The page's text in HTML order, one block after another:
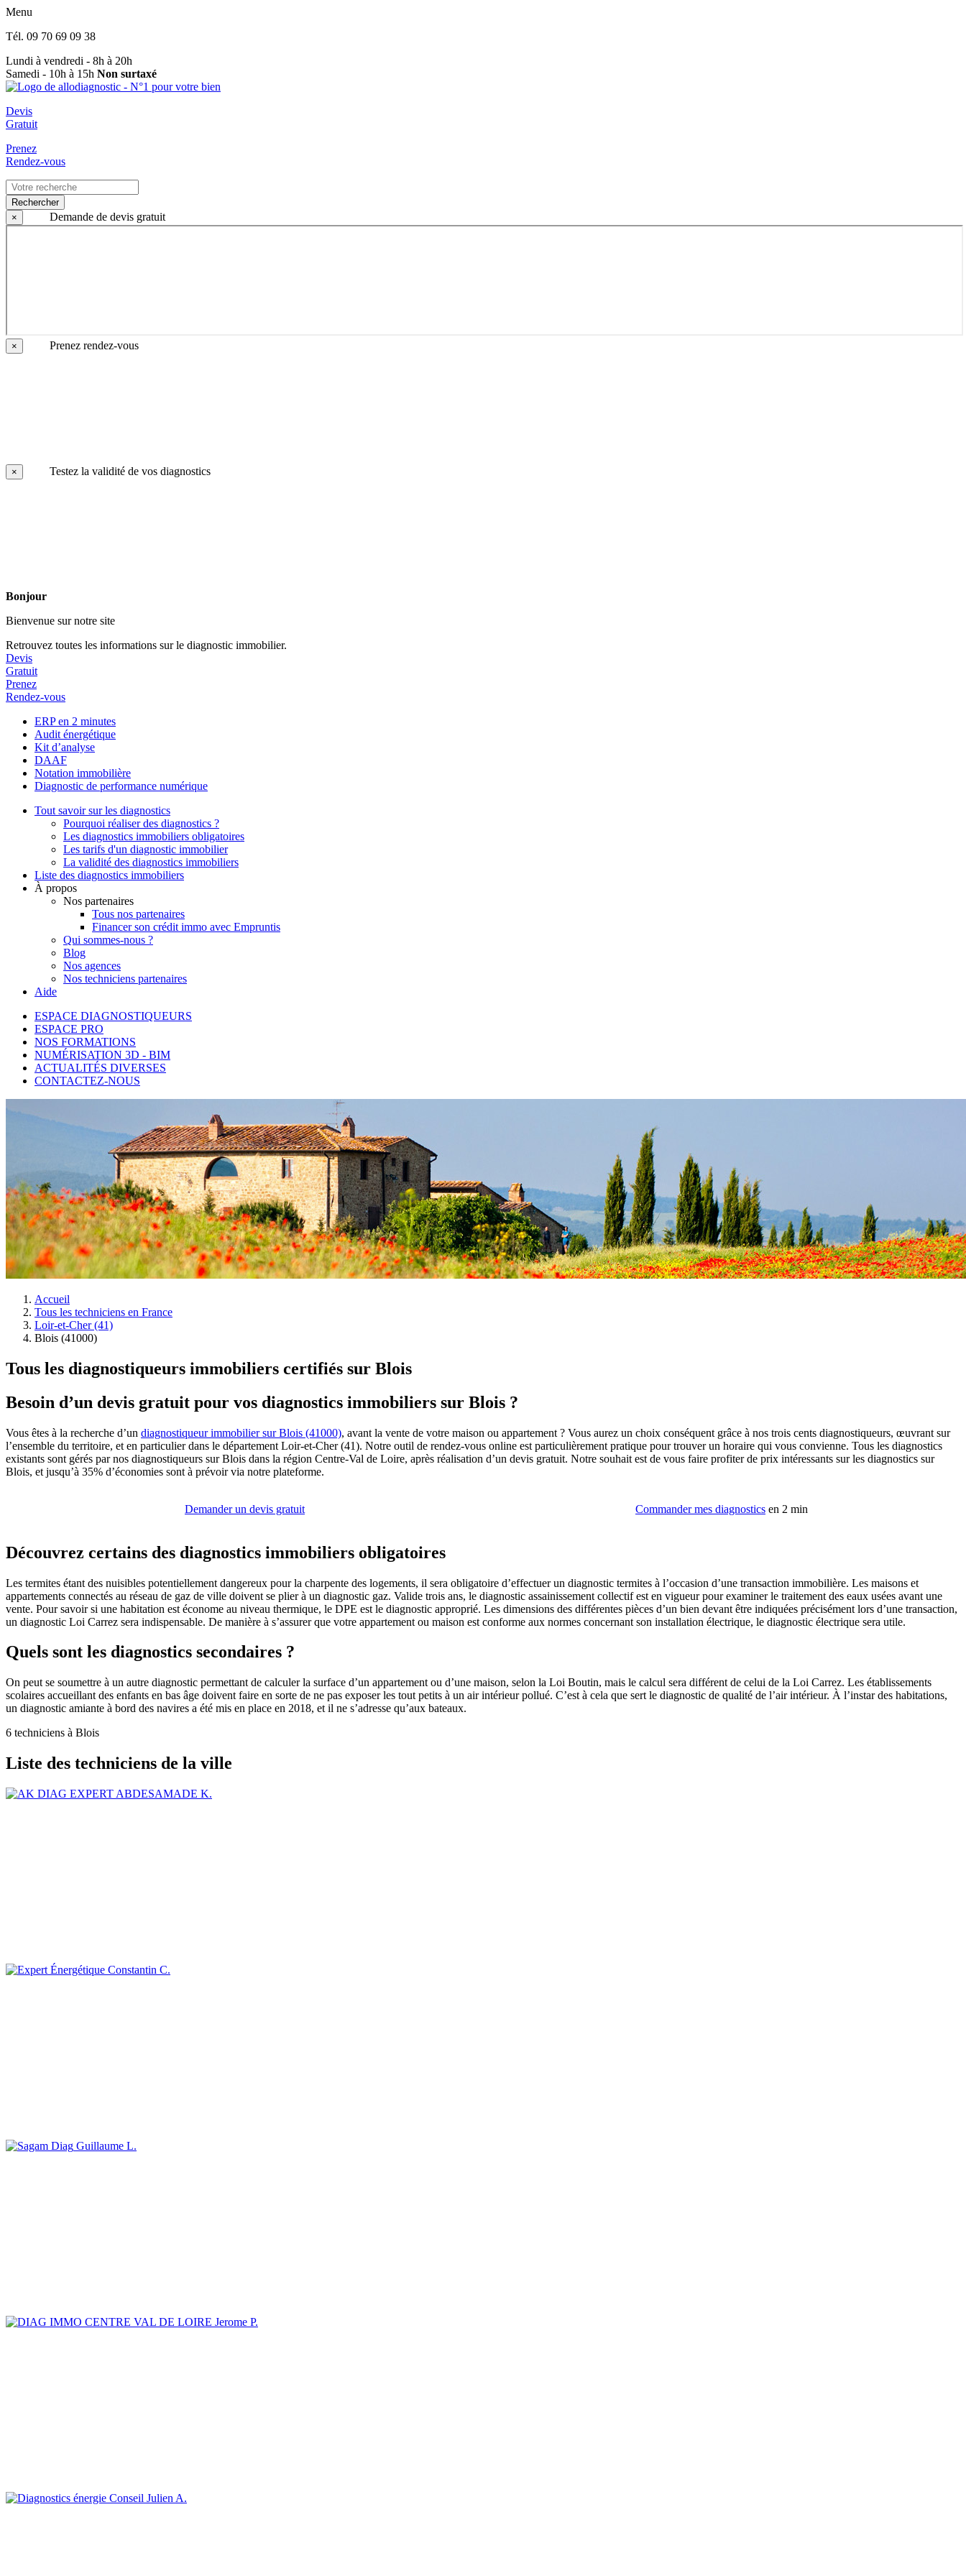
Menu
Tél. 09 70 69 09 38
Lundi à vendredi - 8h à 20h
Samedi - 10h à 15h Non surtaxé
Devis
Gratuit
Prenez
Rendez-vous
Rechercher
×
Demande de devis gratuit
× Prenez rendez-vous
× Testez la validité de vos diagnostics
Bonjour
Bienvenue sur notre site
Retrouvez toutes les informations sur le diagnostic immobilier.
Devis
Gratuit
Prenez
Rendez-vous
ERP en 2 minutes
Audit énergétique
Kit d’analyse
DAAF
Notation immobilière
Diagnostic de performance numérique
Tout savoir sur les diagnostics
Pourquoi réaliser des diagnostics ?
Les diagnostics immobiliers obligatoires
Les tarifs d'un diagnostic immobilier
La validité des diagnostics immobiliers
Liste des diagnostics immobiliers
À propos
Nos partenaires
Tous nos partenaires
Financer son crédit immo avec Empruntis
Qui sommes-nous ?
Blog
Nos agences
Nos techniciens partenaires
Aide
ESPACE DIAGNOSTIQUEURS
ESPACE PRO
NOS FORMATIONS
NUMÉRISATION 3D - BIM
ACTUALITÉS DIVERSES
CONTACTEZ-NOUS
Accueil
Tous les techniciens en France
Loir-et-Cher (41)
Blois (41000)
Tous les diagnostiqueurs immobiliers certifiés sur Blois
Besoin d’un devis gratuit pour vos diagnostics immobiliers sur Blois ?
Vous êtes à la recherche d’un diagnostiqueur immobilier sur Blois (41000), avant la vente de votre maison ou appartement ? Vous aurez un choix conséquent grâce à nos trois cents diagnostiqueurs, œuvrant sur
l’ensemble du territoire, et en particulier dans le département Loir-et-Cher (41). Notre outil de rendez-vous online est particulièrement pratique pour trouver un horaire qui vous convienne. Tous les diagnostics
existants sont gérés par nos diagnostiqueurs sur Blois dans la région Centre-Val de Loire, après réalisation d’un devis gratuit. Notre souhait est de vous faire profiter de prix intéressants sur les diagnostics sur
Blois, et jusqu’à 35% d’économies sont à prévoir via notre plateforme.
Demander un devis gratuit Commander mes diagnostics en 2 min
Découvrez certains des diagnostics immobiliers obligatoires
Les termites étant des nuisibles potentiellement dangereux pour la charpente des logements, il sera obligatoire d’effectuer un diagnostic termites à l’occasion d’une transaction immobilière. Les maisons et
appartements connectés au réseau de gaz de ville doivent se plier à un diagnostic gaz. Valide trois ans, le diagnostic assainissement collectif est en vigueur pour examiner le traitement des eaux usées avant une
vente. Pour savoir si une habitation est économe au niveau thermique, le DPE est le diagnostic approprié. Les dimensions des différentes pièces d’un bien devant être indiquées précisément lors d’une transaction,
un diagnostic Loi Carrez sera indispensable. De manière à s’assurer que votre appartement ou maison est conforme aux normes concernant son installation électrique, le diagnostic électrique sera utile.
Quels sont les diagnostics secondaires ?
On peut se soumettre à un autre diagnostic permettant de calculer la surface d’un appartement ou d’une maison, selon la Loi Boutin, mais le calcul sera différent de celui de la Loi Carrez. Les établissements
scolaires accueillant des enfants en bas âge doivent faire en sorte de ne pas exposer les tout petits à un air intérieur pollué. C’est à cela que sert le diagnostic de qualité de l’air intérieur. À l’instar des habitations,
un diagnostic amiante à bord des navires a été mis en place en 2018, et il ne s’adresse qu’aux bateaux.
6 techniciens à Blois
Liste des techniciens de la ville
ABDESAMADE K.
Constantin C.
Guillaume L.
Jerome P.
Julien A.